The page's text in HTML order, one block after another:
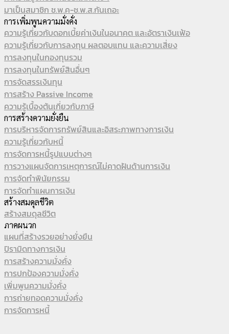
มาเป็นสมาชิก ช.พ.ค-ช.พ.ส.กันเถอะ
การเพิ่มพูนความมั่งคั่ง
ความรู้เกี่ยวกับดอกเบี้ยค่าเงินในอนาคต และอัตราเงินเฟ้อ
ความรู้เกี่ยวกับการลงทุน ผลตอบแทน และความเสี่ยง
การลงทุนในกองทุนรวม
การลงทุนในทรัพย์สินอื่นๆ
การจัดสรรเงินทุน
การสร้าง Passive Income
ความรู้เบื้องต้นเกี่ยวกับภาษี
การสร้างความยั่งยืน
การบริหารจัดการทรัพย์สินและอิสระภาพทางการเงิน
ความรู้เกี่ยวกับหนี้
การจัดการหนี้รูปแบบต่างๆ
การวางแผนจัดการเหตุการณ์ไม่คาดฝันด้านการเงิน
การจัดทำพินัยกรรม
การจัดทำแผนการเงิน
สร้างสมดุลชีวิต
สร้างสมดุลชีวิต
ภาคผนวก
แผนที่สร้างรวยอย่างยั่งยืน
ปิรามิดทางการเงิน
การสร้างความมั่งคั่ง
การปกป้องความมั่งคั่ง
เพิ่มพูนความมั่งคั่ง
การถ่ายทอดความมั่งคั่ง
การจัดการหนี้